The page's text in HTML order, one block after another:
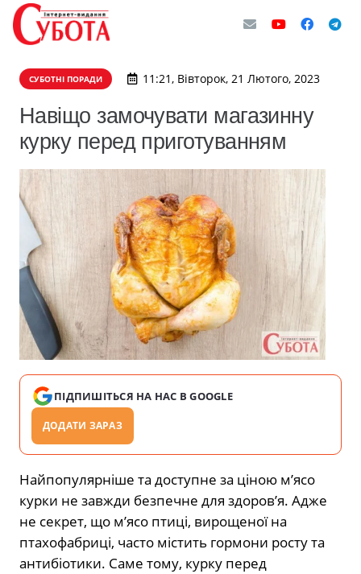
СУБОТНІ ПОРАДИ 11:21, Вівторок, 21 Лютого, 2023
Навіщо замочувати магазинну
курку перед приготуванням
ПІДПИШІТЬСЯ НА НАС В GOOGLE
ДОДАТИ ЗАРАЗ
Найпопулярніше та доступне за ціною м’ясо
курки не завжди безпечне для здоров’я. Адже
не секрет, що м’ясо птиці, вирощеної на
птахофабриці, часто містить гормони росту та
антибіотики. Саме тому, курку перед